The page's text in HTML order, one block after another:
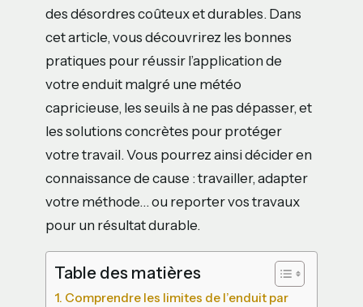
des désordres coûteux et durables. Dans
cet article, vous découvrirez les bonnes
pratiques pour réussir l’application de
votre enduit malgré une météo
capricieuse, les seuils à ne pas dépasser, et
les solutions concrètes pour protéger
votre travail. Vous pourrez ainsi décider en
connaissance de cause : travailler, adapter
votre méthode… ou reporter vos travaux
pour un résultat durable.
Table des matières
Comprendre les limites de l’enduit par